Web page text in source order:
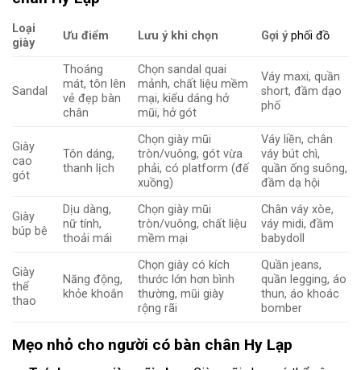
Loại
giày
Ưu điểm Lưu ý khi chọn Gợi ýphối đồ
Sandal
Thoáng
mát, tôn lên
vẻ đẹp bàn
chân
Chọn sandal quai
mảnh, chất liệu mềm
mại, kiểu dáng hở
mũi, hở gót
Váy maxi, quần
short, đầm dạo
phố
Giày
cao
gót
Tôn dáng,
thanh lịch
Chọn giày mũi
tròn/vuông, gót vừa
phải, có platform (đế
xuồng)
Váy liền, chân
váy bút chì,
quần ống suông,
đầm dạ hội
Giày
búp bê
Dịu dàng,
nữ tính,
thoải mái
Chọn giày mũi
tròn/vuông, chất liệu
mềm mại
Chân váy xòe,
váy midi, đầm
babydoll
Giày
thể
thao
Năng động,
khỏe khoắn
Chọn giày có kích
thước lớn hơn bình
thường, mũi giày
rộng rãi
Quần jeans,
quần legging, áo
thun, áo khoác
bomber
Mẹo nhỏ cho người có bàn chân Hy Lạp